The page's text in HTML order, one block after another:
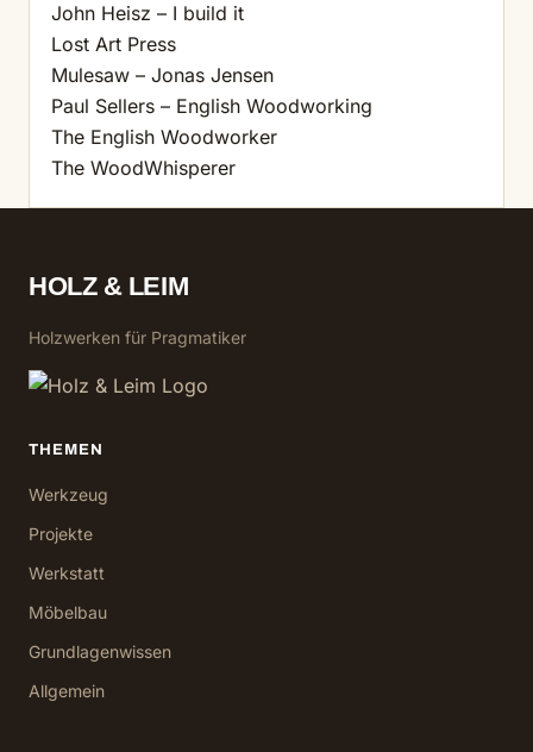
John Heisz – I build it
Lost Art Press
Mulesaw – Jonas Jensen
Paul Sellers – English Woodworking
The English Woodworker
The WoodWhisperer
HOLZ & LEIM
Holzwerken für Pragmatiker
THEMEN
Werkzeug
Projekte
Werkstatt
Möbelbau
Grundlagenwissen
Allgemein